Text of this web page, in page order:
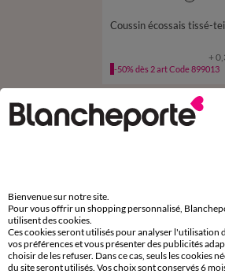
Coussin écossais tissé-
+
-50% dès 2 art Code 899013
Paiement 100% sécurisé
Payez plus tard ou en plusieurs fois
Bienvenue sur notre site.
Pour vous offrir un shopping personnalisé,
utilisent des cookies.
Ces cookies seront utilisés pour analyser l'utilisation
vos préférences et vous présenter des publicités
choisir de les refuser. Dans ce cas, seuls les cookies
du site seront utilisés. Vos choix sont conservés 6